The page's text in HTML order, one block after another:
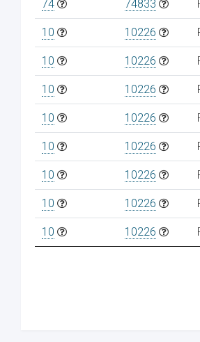
74 74833
10 10226
10 10226
10 10226
10 10226
10 10226
10 10226
10 10226
10 10226